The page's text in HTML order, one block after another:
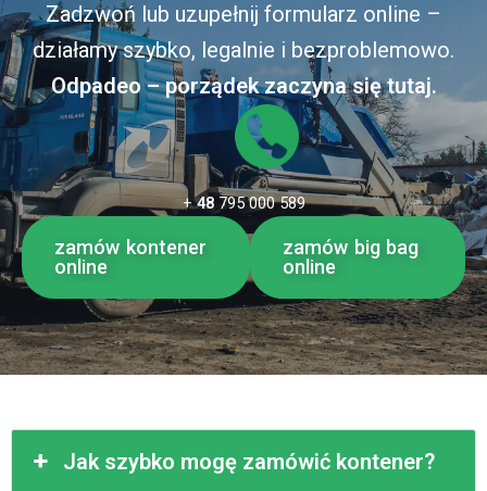
Zadzwoń lub uzupełnij formularz online –
działamy szybko, legalnie i bezproblemowo.
Odpadeo – porządek zaczyna się tutaj.
+48 795 000 589
zamów kontener
online
zamów big bag
online
Jak szybko mogę zamówić kontener?